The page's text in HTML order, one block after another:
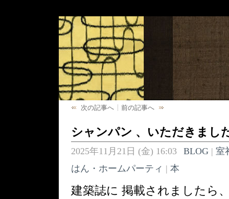
次の記事へ 前の記事へ
シャンパン 、いただきまし
2025年11月21日 (金) 16:03 BLOG| 室
はん・ホームパーティ | 本
建築誌に 掲載されましたら